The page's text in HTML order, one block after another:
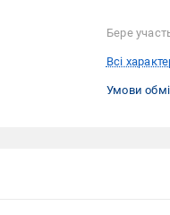
Бере
Всі
Умови